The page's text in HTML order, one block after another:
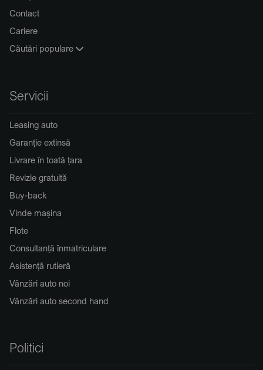
Contact
Cariere
Căutări populare
Servicii
Leasing auto
Garanție extinsă
Livrare în toată țara
Revizie gratuită
Buy-back
Vinde mașina
Flote
Consultanță înmatriculare
Asistență rutieră
Vânzări auto noi
Vânzări auto second hand
Politici